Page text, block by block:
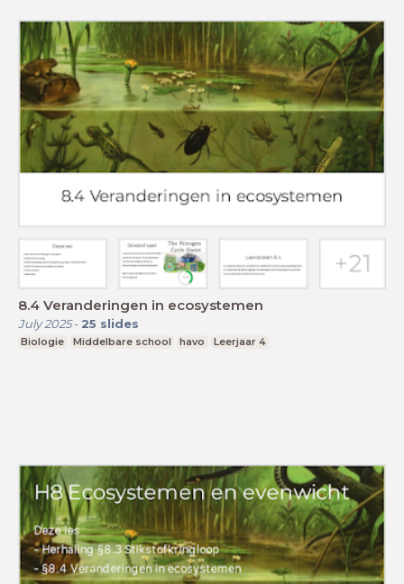
8.4 Veranderingen in ecosystemen
July 2025- 25 slides
Biologie Middelbare school havo Leerjaar 4